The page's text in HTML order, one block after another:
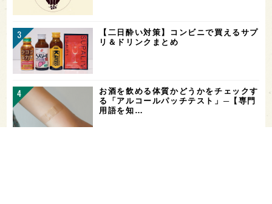
【二日酔い対策】コンビニで買えるサプ
リ＆ドリンクまとめ
お酒を飲める体質かどうかをチェックす
る「アルコールパッチテスト」─【専門
用語を知…